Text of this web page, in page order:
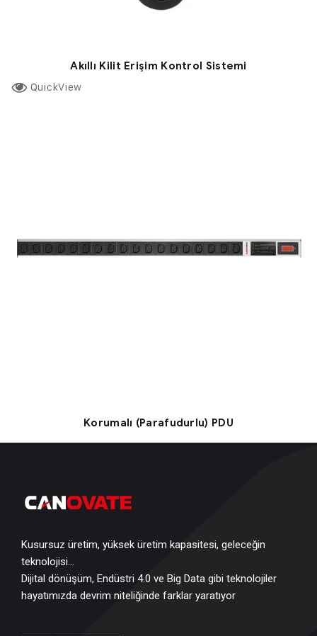
Akıllı Kilit Erişim Kontrol Sistemi
QuickView
Korumalı (Parafudurlu) PDU
Kusursuz üretim, yüksek üretim kapasitesi, geleceğin
teknolojisi…
Dijital dönüşüm, Endüstri 4.0 ve Big Data gibi teknolojiler
hayatımızda devrim niteliğinde farklar yaratıyor